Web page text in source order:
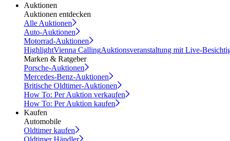
Auktionen
Auktionen entdecken
Alle Auktionen
Auto-Auktionen
Motorrad-Auktionen
HighlightVienna CallingAuktionsveranstaltung mit Live-
Marken & Ratgeber
Porsche-Auktionen
Mercedes-Benz-Auktionen
Britische Oldtimer-Auktionen
How To: Per Auktion verkaufen
How To: Per Auktion kaufen
Kaufen
Automobile
Oldtimer kaufen
Oldtimer Händler